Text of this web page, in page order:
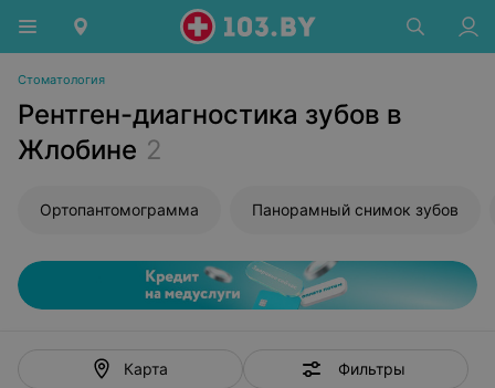
Стоматология
Рентген-диагностика зубов в
Жлобине 2
Ортопантомограмма Панорамный снимок зубов
Карта Фильтры